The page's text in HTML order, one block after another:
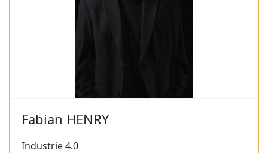
Fabian HENRY
Industrie 4.0